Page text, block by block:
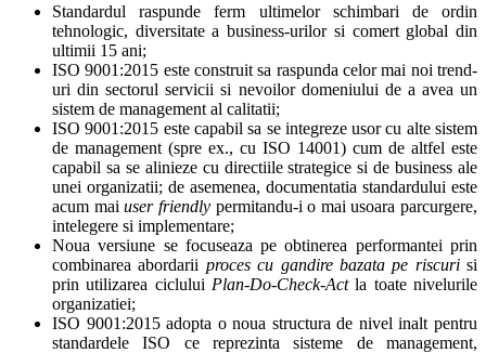
Standardul raspunde ferm ultimelor schimbari de ordin
tehnologic, diversitate a business-urilor si comert global din
ultimii 15 ani;
ISO 9001:2015 este construit sa raspunda celor mai noi trend-
uri din sectorul servicii si nevoilor domeniului de a avea un
sistem de management al calitatii;
ISO 9001:2015 este capabil sa se integreze usor cu alte sistem
de management (spre ex., cu ISO 14001) cum de altfel este
capabil sa se alinieze cu directiile strategice si de business ale
unei organizatii; de asemenea, documentatia standardului este
acum maiuser friendly permitandu-i o mai usoara parcurgere,
intelegere si implementare;
Noua versiune se focuseaza pe obtinerea performantei prin
combinarea abordarii proces cu gandire bazata pe riscurisi
prin utilizarea ciclului Plan-Do-Check-Actla toate nivelurile
organizatiei;
ISO 9001:2015 adopta o noua structura de nivel inalt pentru
standardele ISO ce reprezinta sisteme de management,